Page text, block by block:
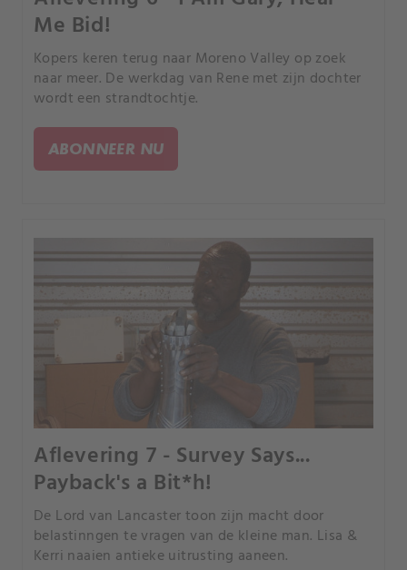
Me Bid!
Kopers keren terug naar Moreno Valley op zoek
naar meer. De werkdag van Rene met zijn dochter
wordt een strandtochtje.
ABONNEER NU
Aflevering 7 - Survey Says...
Payback's a Bit*h!
De Lord van Lancaster toon zijn macht door
belastinngen te vragen van de kleine man. Lisa &
Kerri naaien antieke uitrusting aaneen.